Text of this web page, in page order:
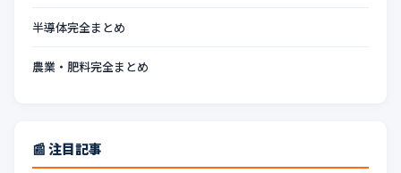
半導体完全まとめ
農業・肥料完全まとめ
📰 注目記事